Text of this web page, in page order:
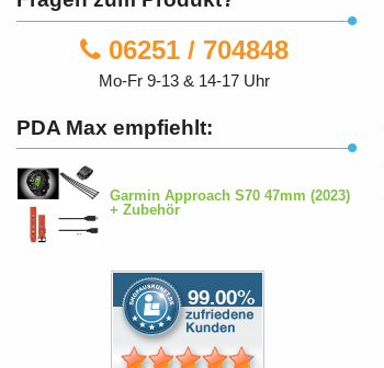
06251 / 704848
Mo-Fr 9-13 & 14-17 Uhr
PDA Max empfiehlt:
Garmin Approach S70 47mm (2023)
+ Zubehör